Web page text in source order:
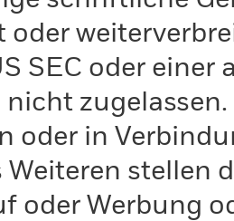
oder
SEC oder einer
nicht
oder in
Weiteren stellen
oder Werbung